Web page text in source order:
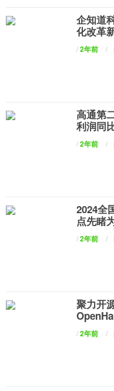
企知道
化改革
/2年前 /
高通第
利润同
/2年前 /
2024全
点先睹
/2年前 /
聚力开
/2年前 /